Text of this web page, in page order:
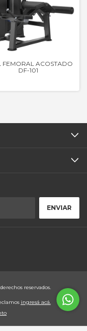
FEMORAL ACOSTADO
DF-101
reservados.
ingresá acá.